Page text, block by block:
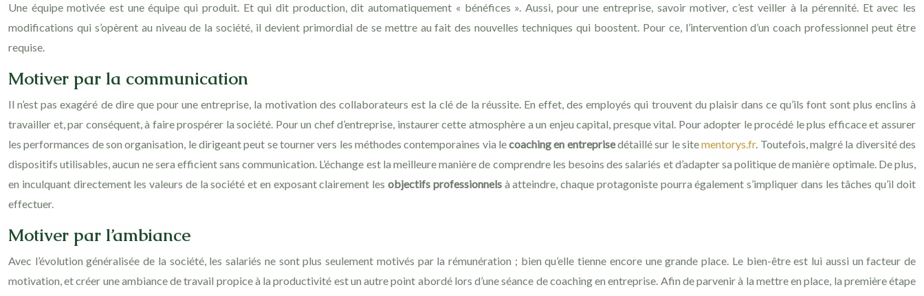
Une équipe motivée est une équipe qui produit. Et qui dit production, dit automatiquement « bénéfices ». Aussi, pour une entreprise, savoir motiver, c’est veiller à la pérennité. Et avec les
modifications qui s’opèrent au niveau de la société, il devient primordial de se mettre au fait des nouvelles techniques qui boostent. Pour ce, l’intervention d’un coach professionnel peut être
requise.
Motiver par la communication
Il n’est pas exagéré de dire que pour une entreprise, la motivation des collaborateurs est la clé de la réussite. En effet, des employés qui trouvent du plaisir dans ce qu’ils font sont plus enclins à
travailler et, par conséquent, à faire prospérer la société. Pour un chef d’entreprise, instaurer cette atmosphère a un enjeu capital, presque vital. Pour adopter le procédé le plus efficace et assurer
les performances de son organisation, le dirigeant peut se tourner vers les méthodes contemporaines via lecoaching en entreprisedétaillé sur le sitementorys.fr. Toutefois, malgré la diversité des
dispositifs utilisables, aucun ne sera efficient sans communication. L’échange est la meilleure manière de comprendre les besoins des salariés et d’adapter sa politique de manière optimale. De plus,
en inculquant directement les valeurs de la société et en exposant clairement les objectifs professionnelsà atteindre, chaque protagoniste pourra également s’impliquer dans les tâches qu’il doit
effectuer.
Motiver par l’ambiance
Avec l’évolution généralisée de la société, les salariés ne sont plus seulement motivés par la rémunération ; bien qu’elle tienne encore une grande place. Le bien-être est lui aussi un facteur de
motivation, et créer une ambiance de travail propice à la productivité est un autre point abordé lors d’une séance de coaching en entreprise. Afin de parvenir à la mettre en place, la première étape